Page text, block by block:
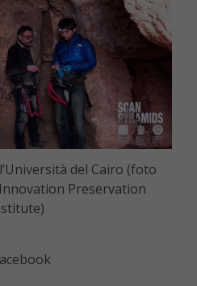
del Cairo (foto
Preservation